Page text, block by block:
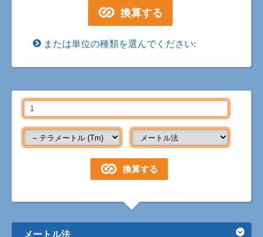
または単位の種類を選んでください:
メートル法